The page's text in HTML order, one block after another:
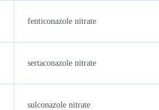
fenticonazole nitrate
sertaconazole nitrate
sulconazole nitrate